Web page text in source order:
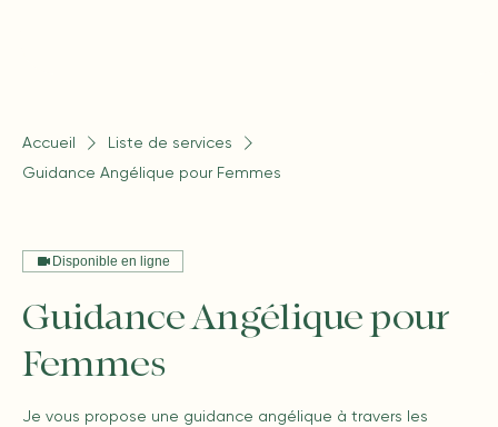
Accueil
Liste de services
Guidance Angélique pour Femmes
Disponible en ligne
Guidance Angélique pour
Femmes
Je vous propose une guidance angélique à travers les